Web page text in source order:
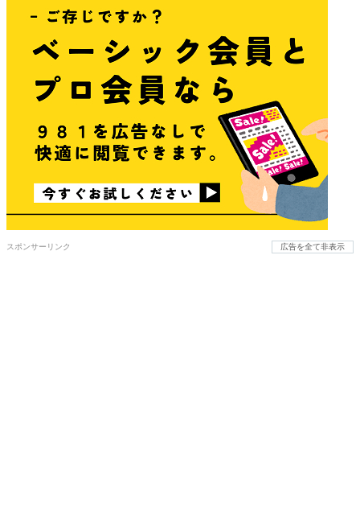
スポンサーリンク 広告を全て非表示